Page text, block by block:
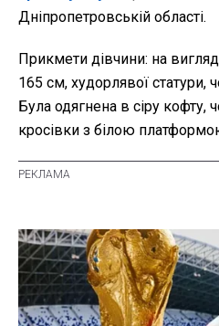
Дніпропетровській області.
Прикмети дівчини: на
165 см, худорлявої статури,
Була одягнена в сіру кофту,
кросівки з білою